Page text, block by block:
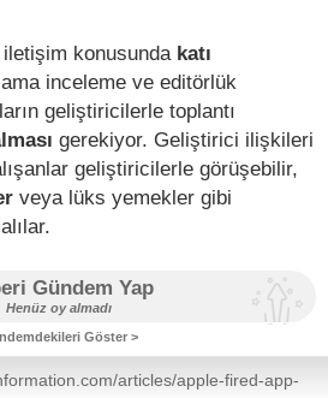
konusunda katı
inceleme ve editörlük
geliştiricilerle toplantı
gerekiyor. Geliştirici ilişkileri
geliştiricilerle görüşebilir,
veya lüks yemekler gibi
Gündem Yap
Henüz oy almadı
Göster >
articles/apple-fired-app-